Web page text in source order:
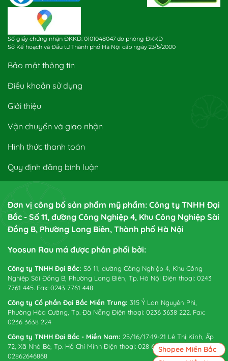
Số giấy chứng nhận ĐKKD: 0101048047 do phòng ĐKKD
Sở Kế hoạch và Đầu tư Thành phố Hà Nội cấp ngày 23/5/2000
Bảo mật thông tin
Điều khoản sử dụng
Giới thiệu
Vận chuyển và giao nhận
Hình thức thanh toán
Quy định đăng bình luận
Đơn vị công bố sản phẩm mỹ phẩm: Công ty TNHH Đại
Bắc - Số 11, đường Công Nghiệp 4, Khu Công Nghiệp Sài
Đồng B, Phường Long Biên, Thành phố Hà Nội
Yoosun Rau má được phân phối bởi:
Công ty TNHH Đại Bắc: Số 11, đường Công Nghiệp 4, Khu Công
Nghiệp Sài Đồng B, Phường Long Biên, Tp. Hà Nội Điện thoại: 0243
7761 445. Fax: 0243 7761 448
Công ty Cổ phần Đại Bắc Miền Trung: 315 Ỷ Lan Nguyên Phi,
Phường Hòa Cường, Tp. Đà Nẵng Điện thoại: 0236 3638 222. Fax:
0236 3638 224
Công ty TNHH Đại Bắc - Miền Nam: 25/16/17-19-21 Lê Thị Kỉnh, Ấp
72, Xã Nhà Bè, Tp. Hồ Chí Minh Điện thoại: 028 6265 0738. Fax:
02862646868
Shopee Miền Bắc